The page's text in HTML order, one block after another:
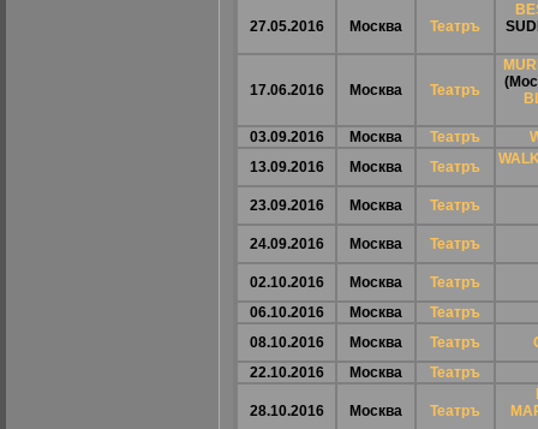
27.05.2016 Москва Театръ
17.06.2016 Москва Театръ
03.09.2016 Москва Театръ
13.09.2016
Москва Театръ
23.09.2016 Москва Театръ
24.09.2016 Москва Театръ
02.10.2016 Москва
Театръ
06.10.2016
Москва
Театръ
08.10.2016
Москва Театръ
22.10.2016
Москва Театръ
28.10.2016 Москва Театръ